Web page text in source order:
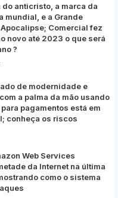
anticristo, a marca da
mundial, e a Grande
Comercial fez
novo até 2023 o que será
?
de modernidade e
a palma da mão usando
pagamentos está em
conheça os riscos
Web Services
da Internet na última
como o sistema